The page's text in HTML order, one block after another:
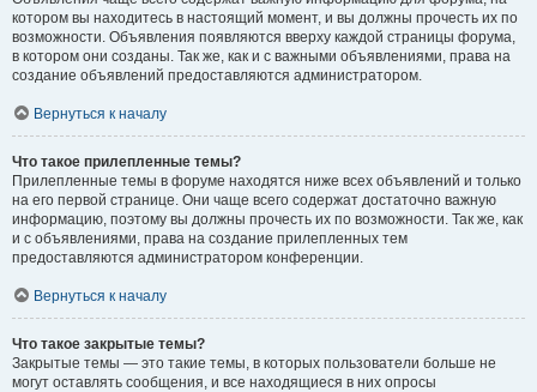
котором вы находитесь в настоящий момент, и вы должны прочесть их по
возможности. Объявления появляются вверху каждой страницы форума,
в котором они созданы. Так же, как и с важными объявлениями, права на
создание объявлений предоставляются администратором.
Вернуться к началу
Что такое прилепленные темы?
Прилепленные темы в форуме находятся ниже всех объявлений и только
на его первой странице. Они чаще всего содержат достаточно важную
информацию, поэтому вы должны прочесть их по возможности. Так же, как
и с объявлениями, права на создание прилепленных тем
предоставляются администратором конференции.
Вернуться к началу
Что такое закрытые темы?
Закрытые темы — это такие темы, в которых пользователи больше не
могут оставлять сообщения, и все находящиеся в них опросы